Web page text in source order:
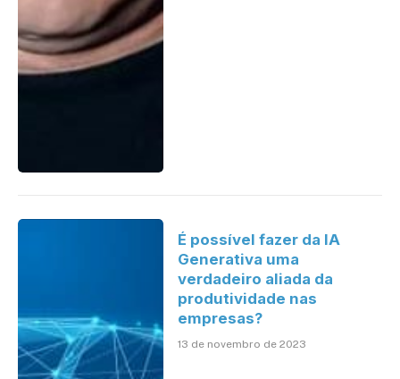
É possível fazer da IA
Generativa uma
verdadeiro aliada da
produtividade nas
empresas?
13 de novembro de 2023